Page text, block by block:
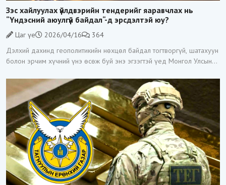
Зэс хайлуулах үйлдвэрийн тендерийг яаравчлах нь
“Үндэсний аюулгүй байдал“-д эрсдэлтэй юу?
Цаг үе 2026/04/16
364
Дэлхий дахинд геополитикийн нөхцөл байдал тогтворгүй, шатахуун
болон эрчим хүчний үнэ өсөж буй энэ эгзэгтэй үед Монгол Улсын
зарласан нь